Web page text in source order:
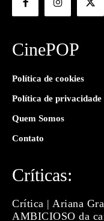
CinePOP
Política de cookies
Política de privacidade
Quem Somos
Contato
Críticas:
Crítica | Ariana
AMBICIOSO da